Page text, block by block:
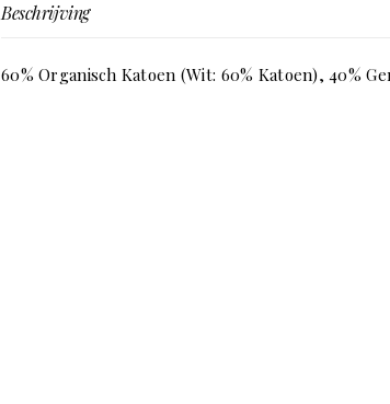
Beschrijving
60% Organisch Katoen (Wit: 60% Katoen), 40%